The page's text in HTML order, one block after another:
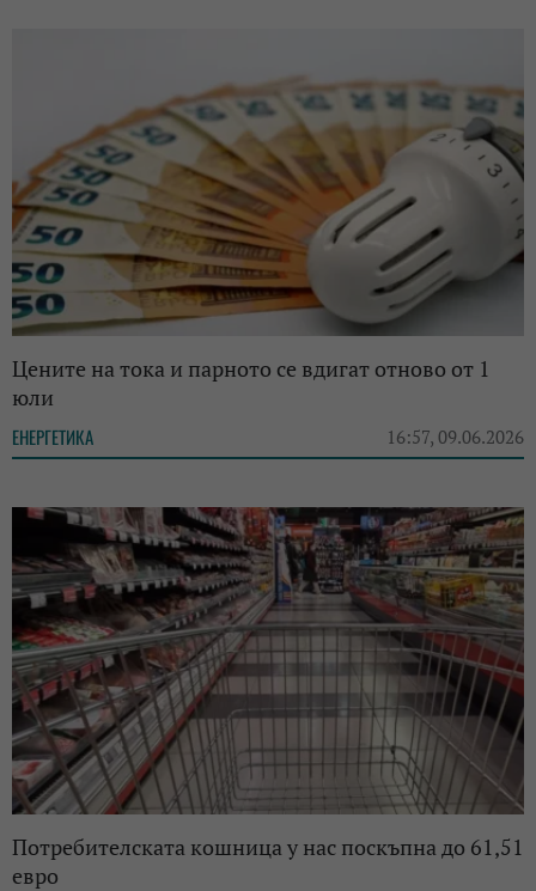
Цените на тока и парното се вдигат отново от 1
юли
ЕНЕРГЕТИКА 16:57, 09.06.2026
Потребителската кошница у нас поскъпна до 61,51
евро